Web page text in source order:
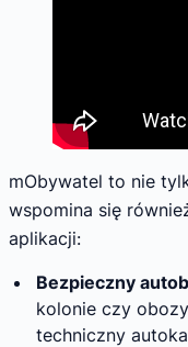
mObywatel to nie
wspomina się
aplikacji:
Bezpieczny
kolonie czy
techniczny